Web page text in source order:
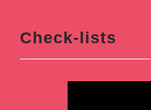
Check-lists